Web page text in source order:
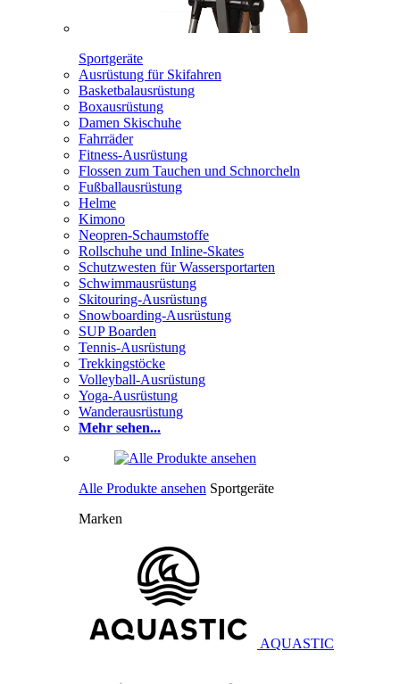
Sportgeräte
Ausrüstung für Skifahren
Basketbalausrüstung
Boxausrüstung
Damen Skischuhe
Fahrräder
Fitness-Ausrüstung
Flossen zum Tauchen und Schnorcheln
Fußballausrüstung
Helme
Kimono
Neopren-Schaumstoffe
Rollschuhe und Inline-Skates
Schutzwesten für Wassersportarten
Schwimmausrüstung
Skitouring-Ausrüstung
Snowboarding-Ausrüstung
SUP Boarden
Tennis-Ausrüstung
Trekkingstöcke
Volleyball-Ausrüstung
Yoga-Ausrüstung
Wanderausrüstung
Mehr sehen...
Alle Produkte ansehen Sportgeräte
Marken
AQUASTIC